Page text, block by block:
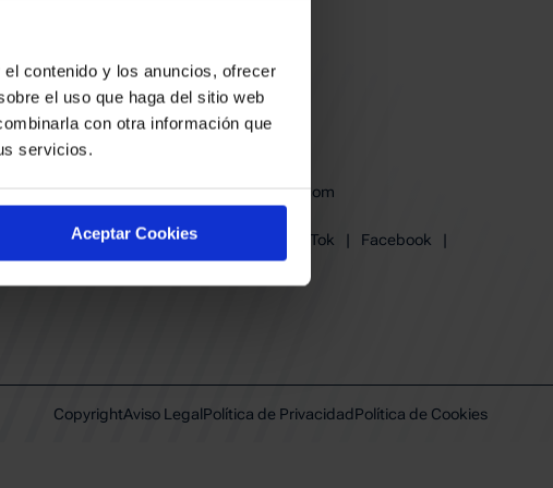
contenido y los anuncios, ofrecer
el uso que haga del sitio web
con otra información que
servicios.
Aceptar Cookies
baskonia@baskonia.com
Instagram
TikTok | Facebook
|
Youtube
| Linkedin
CopyrightAviso LegalPolítica de PrivacidadPolítica de Cookies